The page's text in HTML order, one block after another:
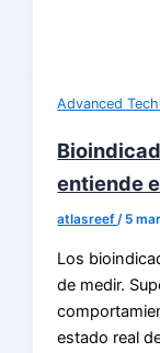
Advanced
entiende
atlasreef/ 5
Los
de medir.
estado real